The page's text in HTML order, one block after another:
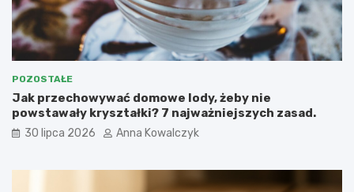
POZOSTAŁE
Jak przechowywać domowe lody, żeby nie
powstawały kryształki? 7 najważniejszych zasad.
30 lipca 2026 Anna Kowalczyk